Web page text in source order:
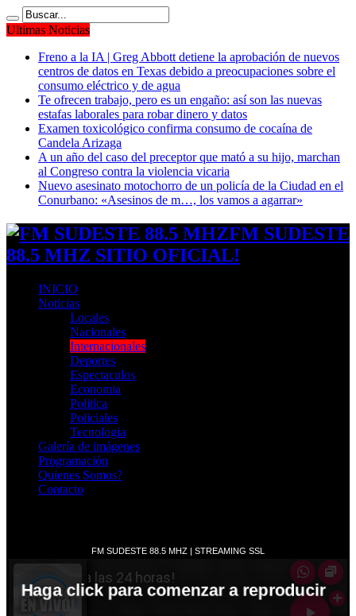
Ultimas Noticias
Freno a la IA | Greg Abbott detiene la aprobación de nuevos
centros de datos en Texas debido a preocupaciones sobre el
consumo eléctrico y de agua
Te ofrecen trabajo, pero es un engaño: así son las nuevas
estafas laborales para robar dinero y datos
Examen toxicológico confirma consumo de cocaína de
Candela Arizaga
A un año del caso del preceptor que mató a su hijo, marchan
al Congreso contra la violencia vicaria
Nuevo asesinato motochorro de un policía de la Ciudad en el
Conurbano: «Asesinos de m…, los vamos a agarrar»
FM SUDESTE
88.5 MHZ SITIO OFICIAL!
INICIO
Noticias
Locales
Nacionales
Internacionales
Deportes
Espectaculos
Economia
Politica
Policiales
Tecnologia
Galería de imágenes
Programación
Quienes Somos?
Contacto